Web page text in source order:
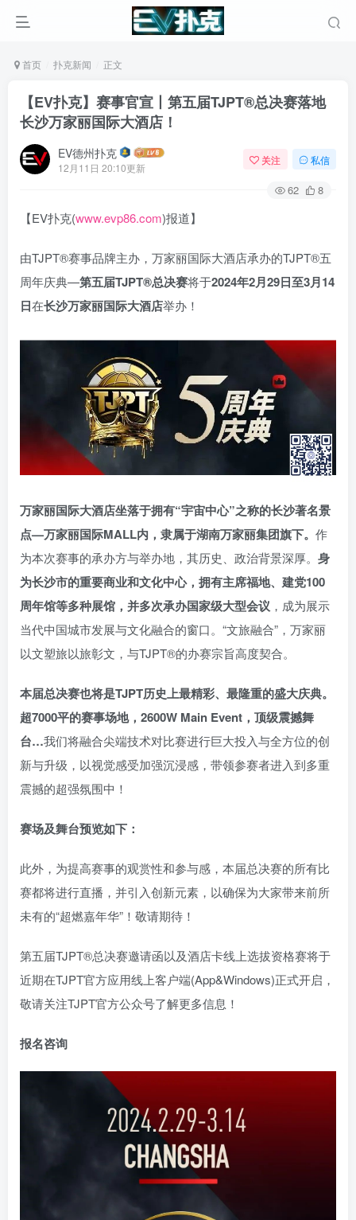
首页 扑克新闻 正文
【EV扑克】赛事官宣丨第五届TJPT®总决赛落地
长沙万家丽国际大酒店！
EV德州扑克
12月11日 20:10更新
关注 私信
62 8
【EV扑克(www.evp86.com)报道】
由TJPT®赛事品牌主办，万家丽国际大酒店承办的TJPT®五
周年庆典—第五届TJPT®总决赛将于2024年2月29日至3月14
日在长沙万家丽国际大酒店举办！
万家丽国际大酒店坐落于拥有“宇宙中心”之称的长沙著名景
点—万家丽国际MALL内，隶属于湖南万家丽集团旗下。 作
为本次赛事的承办方与举办地，其历史、政治背景深厚。 身
为长沙市的重要商业和文化中心，拥有主席福地、建党100
周年馆等多种展馆，并多次承办国家级大型会议 ，成为展示
当代中国城市发展与文化融合的窗口。“文旅融合”，万家丽
以文塑旅以旅彰文，与TJPT®的办赛宗旨高度契合。
本届总决赛也将是TJPT历史上最精彩、最隆重的盛大庆典。
超7000平的赛事场地，2600W Main Event，顶级震撼舞
台…我们将融合尖端技术对比赛进行巨大投入与全方位的创
新与升级，以视觉感受加强沉浸感，带领参赛者进入到多重
震撼的超强氛围中！
赛场及舞台预览如下：
此外，为提高赛事的观赏性和参与感，本届总决赛的所有比
赛都将进行直播，并引入创新元素，以确保为大家带来前所
未有的“超燃嘉年华”！敬请期待！
第五届TJPT®总决赛邀请函以及酒店卡线上选拔资格赛将于
近期在TJPT官方应用线上客户端(App&Windows)正式开启，
敬请关注TJPT官方公众号了解更多信息！
报名咨询